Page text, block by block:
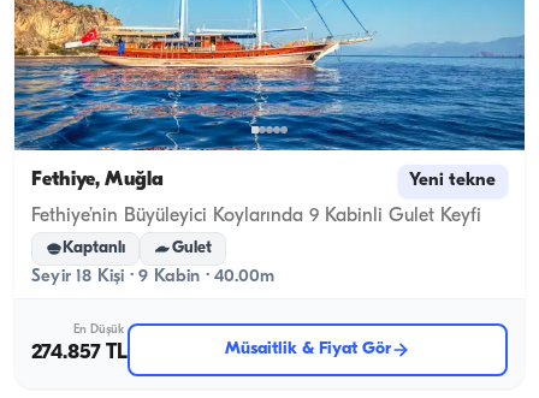
Fethiye, Muğla Yeni tekne
Fethiye’nin Büyüleyici Koylarında 9 Kabinli Gulet Keyfi
Kaptanlı Gulet
Seyir 18 Kişi · 9 Kabin · 40.00m
En Düşük
274.857 TL Müsaitlik & Fiyat Gör